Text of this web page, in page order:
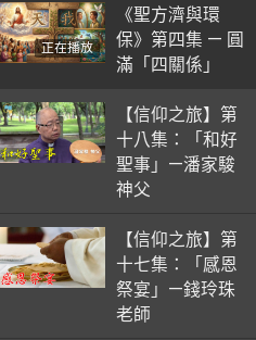
正在播放
《聖方濟與環
保》第四集 — 圓
滿「四關係」
【信仰之旅】第
十八集：「和好
聖事」—潘家駿
神父
【信仰之旅】第
十七集：「感恩
祭宴」—錢玲珠
老師